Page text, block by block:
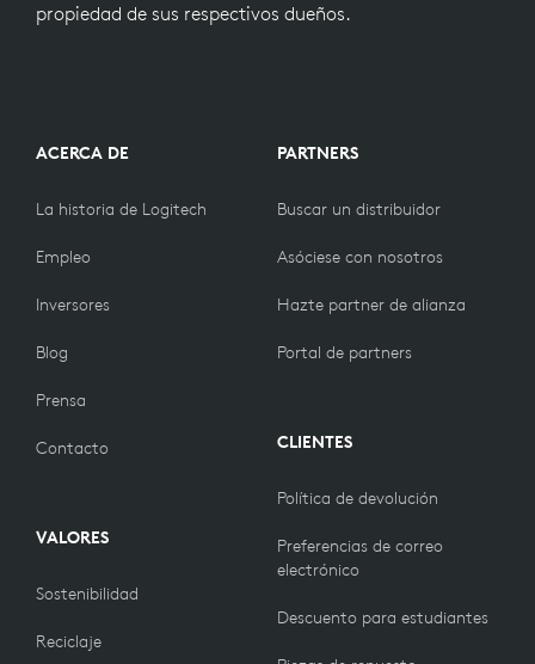
propiedad de sus respectivos dueños.
ACERCA DE
La historia de Logitech
Empleo
Inversores
Blog
Prensa
Contacto
VALORES
Sostenibilidad
Reciclaje
PARTNERS
Buscar un distribuidor
Asóciese con nosotros
Hazte partner de alianza
Portal de partners
CLIENTES
Política de devolución
Preferencias de correo
electrónico
Descuento para estudiantes